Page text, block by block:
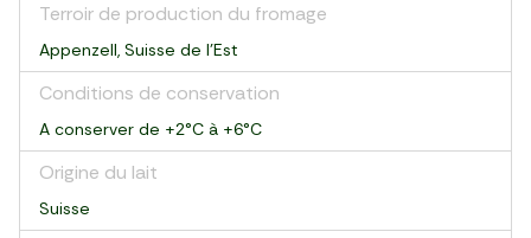
Terroir de production du fromage
Appenzell, Suisse de l’Est
Conditions de conservation
A conserver de +2°C à +6°C
Origine du lait
Suisse